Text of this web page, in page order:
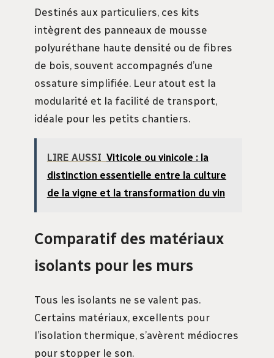
Destinés aux particuliers, ces kits
intègrent des panneaux de mousse
polyuréthane haute densité ou de fibres
de bois, souvent accompagnés d’une
ossature simplifiée. Leur atout est la
modularité et la facilité de transport,
idéale pour les petits chantiers.
LIRE AUSSI Viticole ou vinicole : la
distinction essentielle entre la culture
de la vigne et la transformation du vin
Comparatif des matériaux
isolants pour les murs
Tous les isolants ne se valent pas.
Certains matériaux, excellents pour
l’isolation thermique, s’avèrent médiocres
pour stopper le son.